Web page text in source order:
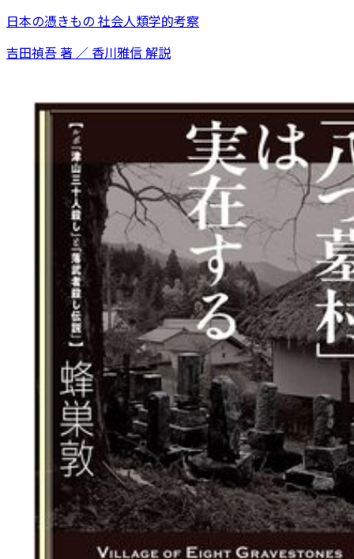
日本の憑きもの 社会人類学的考察
吉田禎吾 著 ／ 香川雅信 解説